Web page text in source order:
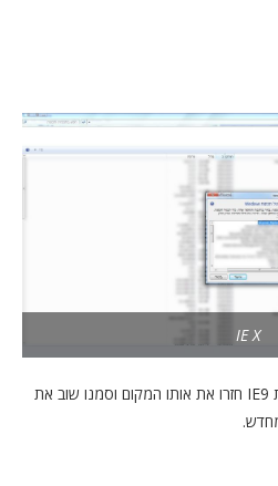
IE X
כעת אם ברצונכם להתקין שוב את IE9 חזרו את אותו המקום וסמנו שוב את